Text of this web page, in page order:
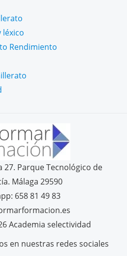
léxico
Rendimiento
27. Parque Tecnológico de
Málaga 29590
658 81 49 83
Academia selectividad
en nuestras redes sociales